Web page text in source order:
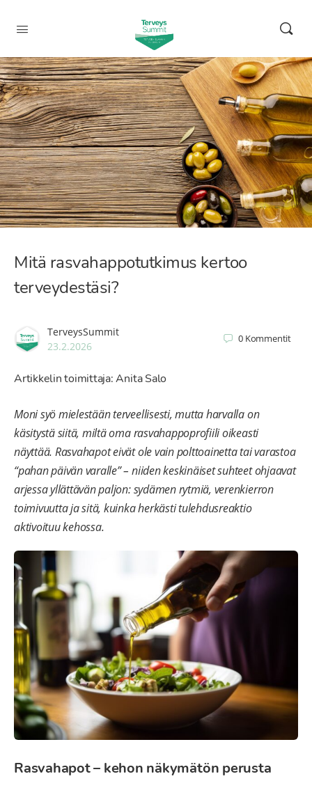
Mitä rasvahappotutkimus kertoo
terveydestäsi?
TerveysSummit
23.2.2026
0 Kommentit
Artikkelin toimittaja: Anita Salo
Moni syö mielestään terveellisesti, mutta harvalla on
käsitystä siitä, miltä oma rasvahappoprofiili oikeasti
näyttää. Rasvahapot eivät ole vain polttoainetta tai varastoa
“pahan päivän varalle” – niiden keskinäiset suhteet ohjaavat
arjessa yllättävän paljon: sydämen rytmiä, verenkierron
toimivuutta ja sitä, kuinka herkästi tulehdusreaktio
aktivoituu kehossa.
Rasvahapot – kehon näkymätön perusta